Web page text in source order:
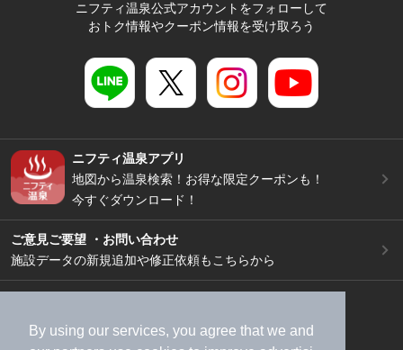
By using our services, you agree that we and
ニフティ温泉公式アカウントをフォローして
おトク情報やクーポン情報を受け取ろう
ニフティ温泉アプリ
地図から温泉検索！お得な限定クーポンも！
今すぐダウンロード！
ご意見ご要望 ・お問い合わせ
施設データの新規追加や修正依頼もこちらから
加盟店募集（資料請求）
広告出稿のご案内